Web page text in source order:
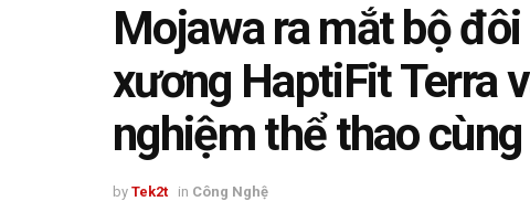
Mojawa ra mắt bộ
xương HaptiFit Terra
nghiệm thể thao
by Tek2t in Công Nghệ